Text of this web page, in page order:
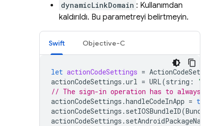
dynamicLinkDomain : Kullanımdan
kaldırıldı. Bu parametreyi belirtmeyin.
Swift Objective-C
let actionCodeSettings = ActionCodeSettings
actionCodeSettings .url = URL(string :
// The sign-in operation has to always be
actionCodeSettings .handleCodeInApp = true
actionCodeSettings . setIOSBundleID(Bundle
actionCodeSettings . setAndroidPackageName